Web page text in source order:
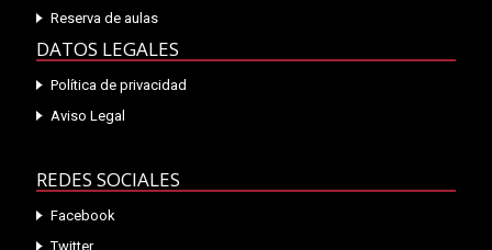
Reserva de aulas
DATOS LEGALES
Política de privacidad
Aviso Legal
REDES SOCIALES
Facebook
Twitter